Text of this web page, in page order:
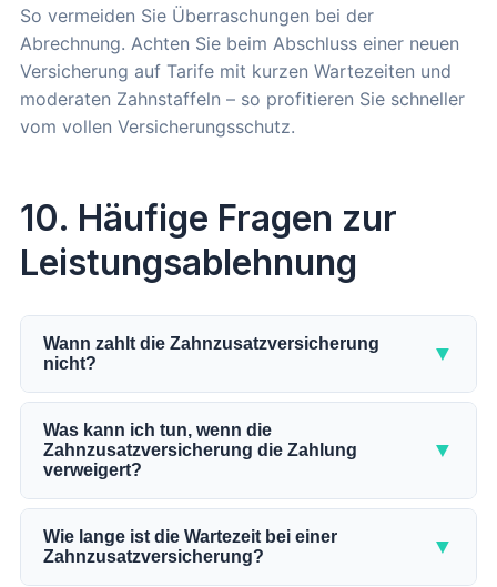
So vermeiden Sie Überraschungen bei der
Abrechnung. Achten Sie beim Abschluss einer neuen
Versicherung auf Tarife mit kurzen Wartezeiten und
moderaten Zahnstaffeln – so profitieren Sie schneller
vom vollen Versicherungsschutz.
10. Häufige Fragen zur
Leistungsablehnung
Wann zahlt die Zahnzusatzversicherung
nicht?
▼
Die häufigsten Gründe für eine Ablehnung sind: Die
Wartezeit ist noch nicht abgelaufen, die Zahnstaffel
begrenzt die Erstattung, die Behandlung wurde
bereits vor Vertragsabschluss angeraten,
Gesundheitsfragen wurden falsch beantwortet oder
die Leistung ist im Tarif ausgeschlossen. Prüfen Sie
bei einer Ablehnung immer den genauen Grund im
Was kann ich tun, wenn die
Zahnzusatzversicherung die Zahlung
verweigert?
▼
Prüfen Sie zunächst den Ablehnungsgrund und
vergleichen Sie ihn mit Ihren Vertragsunterlagen.
Legen Sie innerhalb von 14 Tagen schriftlich
Wie lange ist die Wartezeit bei einer
Zahnzusatzversicherung?
▼